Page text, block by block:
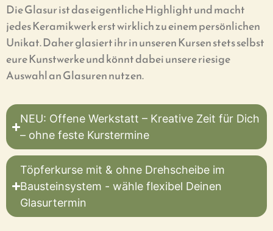
Die Glasur ist das eigentliche Highlight und macht
jedes Keramikwerk erst wirklich zu einem persönlichen
Unikat. Daher glasiert ihr in unseren Kursen stets selbst
eure Kunstwerke und könnt dabei unsere riesige
Auswahl an Glasuren nutzen.
NEU: Offene Werkstatt – Kreative Zeit für Dich
– ohne feste Kurstermine
Töpferkurse mit & ohne Drehscheibe im
Bausteinsystem - wähle flexibel Deinen
Glasurtermin